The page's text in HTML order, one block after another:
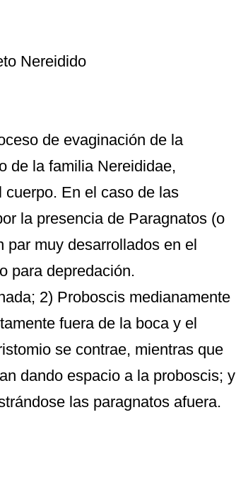
Nereidido
de evaginación de la
de la familia Nereididae,
En el caso de las
la presencia de Paragnatos (o
par muy desarrollados en el
para depredación.
2) Proboscis medianamente
fuera de la boca y el
se contrae, mientras que
dando espacio a la proboscis; y
las paragnatos afuera.